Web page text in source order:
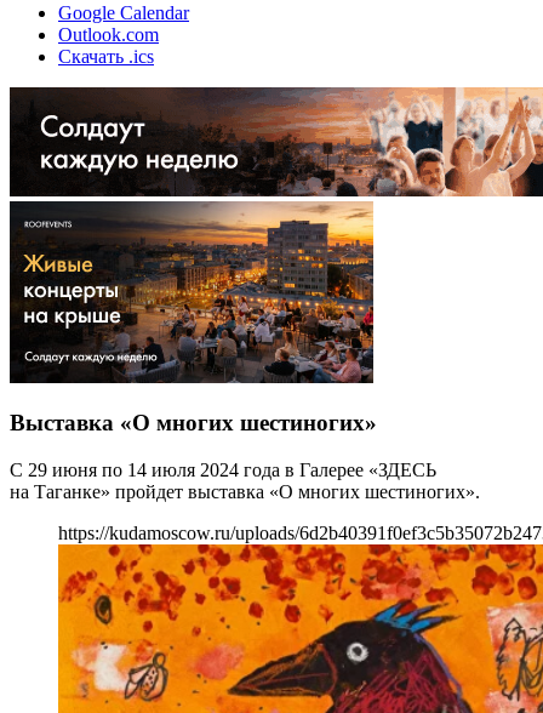
Google Calendar
Outlook.com
Скачать .ics
Выставка «О многих шестиногих»
С 29 июня по 14 июля 2024 года в Галерее «ЗДЕСЬ
на Таганке» пройдет выставка «О многих шестиногих».
https://kudamoscow.ru/uploads/